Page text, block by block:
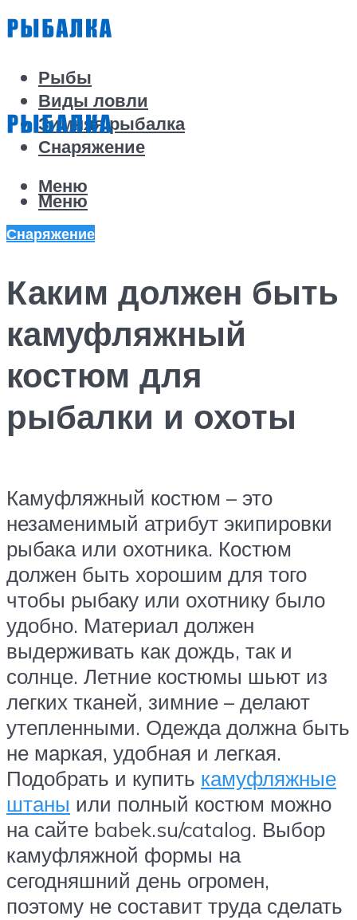
Рыбы
Виды ловли
Зимняя рыбалка
Снаряжение
Меню
Меню
Снаряжение
Каким должен быть
камуфляжный
костюм для
рыбалки и охоты
Камуфляжный костюм – это
незаменимый атрибут экипировки
рыбака или охотника. Костюм
должен быть хорошим для того
чтобы рыбаку или охотнику было
удобно. Материал должен
выдерживать как дождь, так и
солнце. Летние костюмы шьют из
легких тканей, зимние – делают
утепленными. Одежда должна быть
не маркая, удобная и легкая.
Подобрать и купить камуфляжные
штаны или полный костюм можно
на сайте babek.su/catalog. Выбор
камуфляжной формы на
сегодняшний день огромен,
поэтому не составит труда сделать